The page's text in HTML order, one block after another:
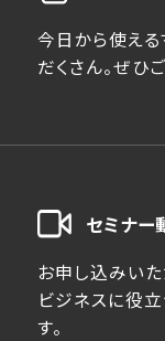
今日から使え
だくさん。ぜひ
セミナー
お申し込みい
ビジネスに役
す。